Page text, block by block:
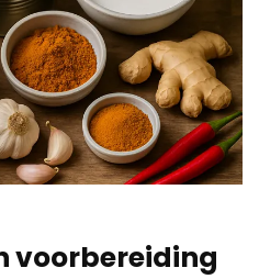
voorbereiding